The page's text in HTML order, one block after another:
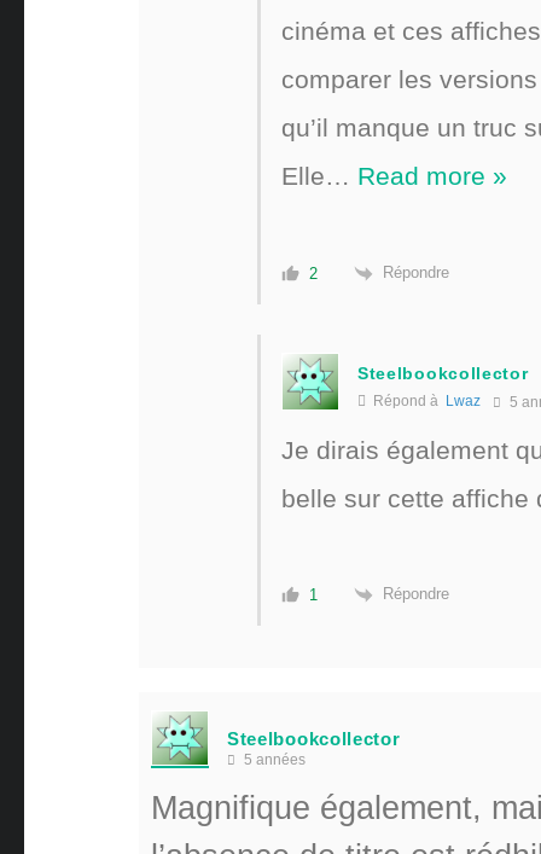
cinéma et ces
comparer les
qu’il manque un truc
Elle… Read more »
2 Répondre
Steelbookcollector
Répond à Lwaz 5
Je dirais également
belle sur cette
1 Répondre
Steelbookcollector
5 années
Magnifique également,